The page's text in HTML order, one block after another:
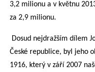
3,2 milionu a v květnu
za 2,9 milionu.
Dosud nejdražším dílem
České republice, byl jeho
1916, který v září 2007